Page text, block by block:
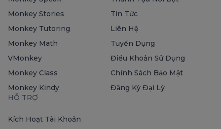
Monkey Stories
Monkey Tutoring
Monkey Math
VMonkey
Monkey Class
Monkey Kindy
Tin Tức
Liên Hệ
Tuyển Dụng
Điều Khoản Sử Dụng
Chính Sách Bảo Mật
Đăng Ký Đại Lý
HỖ TRỢ
Kích Hoạt Tài Khoản